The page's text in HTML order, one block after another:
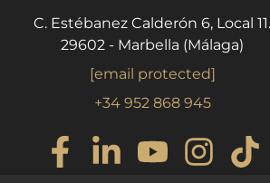
C. Estébanez Calderón 6, Local 11.
29602 - Marbella (Málaga)
[email protected]
+34 952 868 945